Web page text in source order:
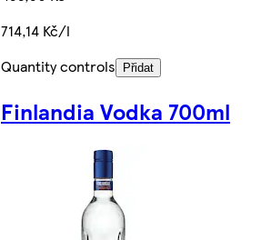
714,14 Kč/l
Quantity controls
Přidat
Finlandia Vodka 700ml